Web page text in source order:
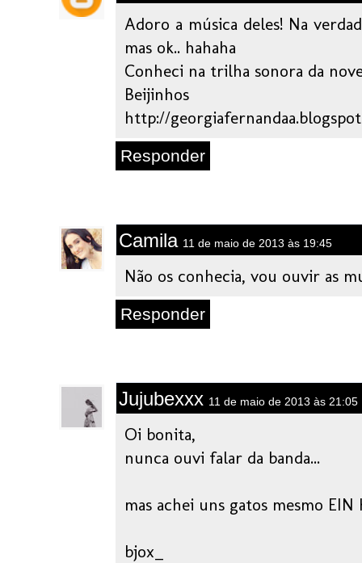
Adoro a música deles! Na
mas ok.. hahaha
Conheci na trilha sonora da
Beijinhos
http://
Responder
Camila 11 de maio de 2013 às 19:45
Não os conhecia, vou ouvir as
Responder
Jujubexxx 11 de maio de 2013 às 21:05
Oi bonita,
nunca ouvi falar da banda...
mas achei uns gatos mesmo EIN
bjox_